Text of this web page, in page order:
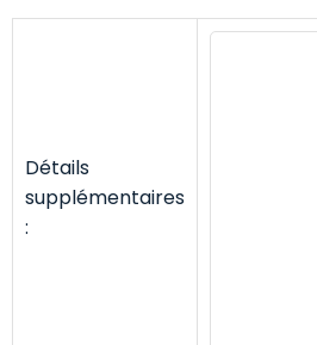
Détails
supplémentaires
: